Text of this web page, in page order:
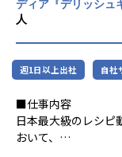
の提供することを目
現在は「オンライン
主力事業として展開
万件以上と、大きな
【業務の変更の範囲】
コンサルティング組
本ポジションは、
サルティンググルー
て、組織の中核を牽
集します。
【業務の変更の範囲
会社の定める業務
られる環境です。「
「事業にとって何が
合えます。
◼︎技術環境
・Claude Code
・Android Studio /
・Figma
ディア『デリッシュ
人
週1日以上出社 自社
■仕事内容
日本最大級のレシピ
おいて、